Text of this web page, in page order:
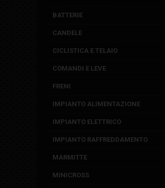
BATTERIE
CANDELE
CICLISTICA E TELAIO
COMANDI E LEVE
FRENI
IMPIANTO ALIMENTAZIONE
IMPIANTO ELETTRICO
IMPIANTO RAFFREDDAMENTO
MARMITTE
MINICROSS